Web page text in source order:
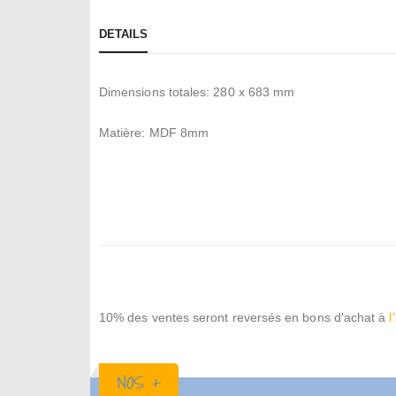
beginning
of
images
DETAILS
Dimensions totales: 280 x 683 mm
Matière: MDF 8mm
10% des ventes seront reversés en bons d'achat à
NOS +